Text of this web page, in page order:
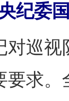
纪委
巡视
要求